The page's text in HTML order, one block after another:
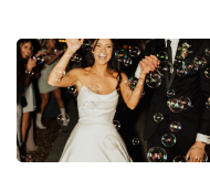
Her başarılı
Arzu Yanardağ da
itibaren profesyonel bir
nasıl ilerlediğini anlattı.